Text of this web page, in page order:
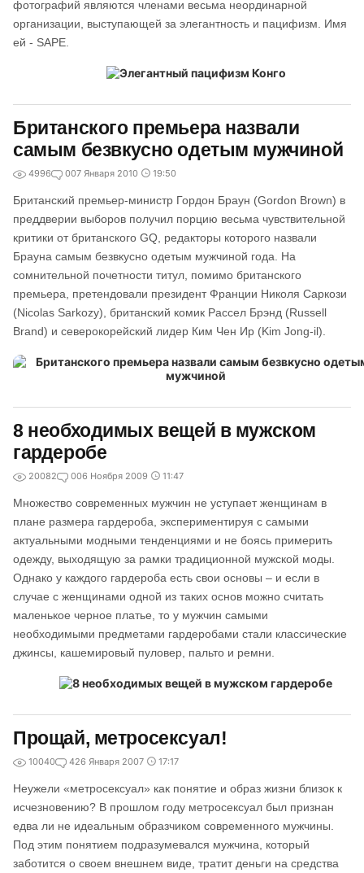
фотографий являются членами весьма неординарной
организации, выступающей за элегантность и пацифизм. Имя
ей - SAPE.
Британского премьера назвали
самым безвкусно одетым мужчиной
4996 007 Января 2010 19:50
Британский премьер-министр Гордон Браун (Gordon Brown) в
преддверии выборов получил порцию весьма чувствительной
критики от британского GQ, редакторы которого назвали
Брауна самым безвкусно одетым мужчиной года. На
сомнительной почетности титул, помимо британского
премьера, претендовали президент Франции Николя Саркози
(Nicolas Sarkozy), британский комик Рассел Брэнд (Russell
Brand) и северокорейский лидер Ким Чен Ир (Kim Jong-il).
8 необходимых вещей в мужском
гардеробе
20082 006 Ноября 2009 11:47
Множество современных мужчин не уступает женщинам в
плане размера гардероба, экспериментируя с самыми
актуальными модными тенденциями и не боясь примерить
одежду, выходящую за рамки традиционной мужской моды.
Однако у каждого гардероба есть свои основы – и если в
случае с женщинами одной из таких основ можно считать
маленькое черное платье, то у мужчин самыми
необходимыми предметами гардеробами стали классические
джинсы, кашемировый пуловер, пальто и ремни.
Прощай, метросексуал!
10040 426 Января 2007 17:17
Неужели «метросексуал» как понятие и образ жизни близок к
исчезновению? В прошлом году метросексуал был признан
едва ли не идеальным образчиком современного мужчины.
Под этим понятием подразумевался мужчина, который
заботится о своем внешнем виде, тратит деньги на средства